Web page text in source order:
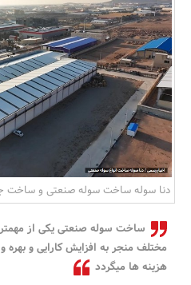
دنا سوله ساخت سوله صنعتی و ساخت
ساخت سوله صنعتی یکی از
مختلف منجر به افزایش کارایی و
هزینه ها میگردد